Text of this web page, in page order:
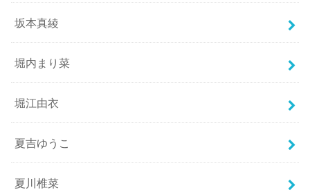
坂本真綾
堀内まり菜
堀江由衣
夏吉ゆうこ
夏川椎菜